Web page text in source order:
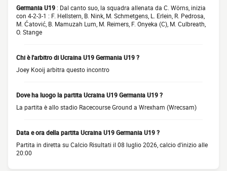
Germania U19 : Dal canto suo, la squadra allenata da C. Wörns, inizia
con 4-2-3-1 : F. Hellstern, B. Nink, M. Schmetgens, L. Erlein, R. Pedrosa,
M. Ćatović, B. Mamuzah Lum, M. Reimers, F. Onyeka (C), M. Culbreath,
O. Stange
Chi è l'arbitro di Ucraina U19 Germania U19 ?
Joey Kooij arbitra questo incontro
Dove ha luogo la partita Ucraina U19 Germania U19 ?
La partita è allo stadio Racecourse Ground a Wrexham (Wrecsam)
Data e ora della partita Ucraina U19 Germania U19 ?
Partita in diretta su Calcio Risultati il 08 luglio 2026, calcio d'inizio alle
20:00